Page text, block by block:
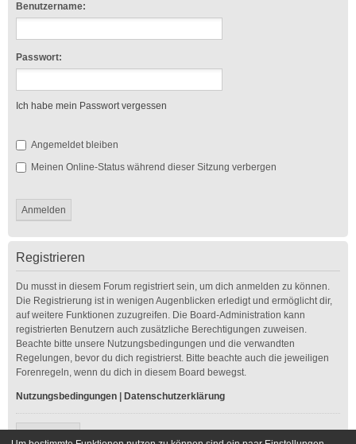
Benutzername:
Passwort:
Ich habe mein Passwort vergessen
Angemeldet bleiben
Meinen Online-Status während dieser Sitzung verbergen
Registrieren
Du musst in diesem Forum registriert sein, um dich anmelden zu können.
Die Registrierung ist in wenigen Augenblicken erledigt und ermöglicht dir,
auf weitere Funktionen zuzugreifen. Die Board-Administration kann
registrierten Benutzern auch zusätzliche Berechtigungen zuweisen.
Beachte bitte unsere Nutzungsbedingungen und die verwandten
Regelungen, bevor du dich registrierst. Bitte beachte auch die jeweiligen
Forenregeln, wenn du dich in diesem Board bewegst.
Nutzungsbedingungen Datenschutzerklärung